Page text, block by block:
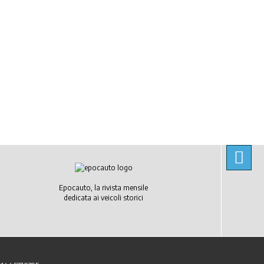
Epocauto, la rivista mensile
dedicata ai veicoli storici